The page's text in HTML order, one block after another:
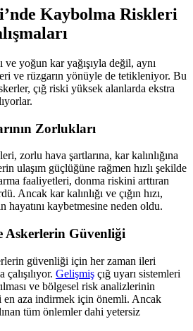
Kaybolma Riskleri
ve yoğun kar yağışıyla değil, aynı
ve rüzgarın yönüyle de tetikleniyor. Bu
çığ riski yüksek alanlarda ekstra
Zorlukları
zorlu hava şartlarına, kar kalınlığına
ulaşım güçlüğüne rağmen hızlı şekilde
faaliyetleri, donma riskini arttıran
Ancak kar kalınlığı ve çığın hızı,
hayatını kaybetmesine neden oldu.
Askerlerin Güvenliği
güvenliği için her zaman ileri
Gelişmiş çığ uyarı sistemleri
ve bölgesel risk analizlerinin
en aza indirmek için önemli. Ancak
tüm önlemler dahi yetersiz